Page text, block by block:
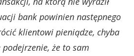
bank powinien następnego
klientowi pieniądze, chyba
że to sam